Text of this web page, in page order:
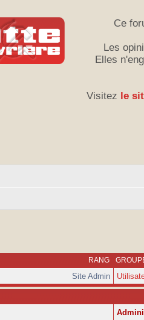
Ce
Les
Elles
Visitez le
RANG
Site Admin